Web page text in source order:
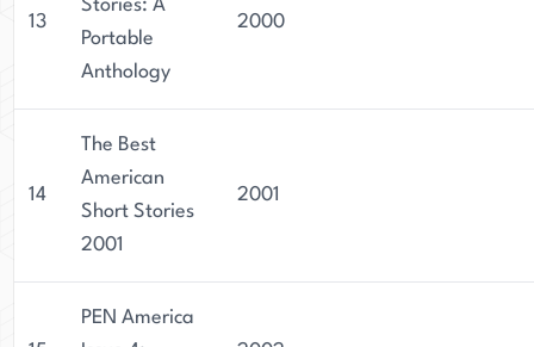
13
Stories: A
Portable
Anthology
2000
14
The Best
American
Short Stories
2001
2001
PEN America